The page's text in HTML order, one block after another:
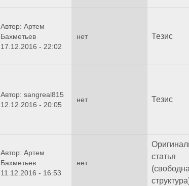
Автор: Артем
Бахметьев
17.12.2016 - 22:02
нет Тезис
Автор: sangreal815
12.12.2016 - 20:05
нет Тезис
Автор: Артем
Бахметьев
11.12.2016 - 16:53
нет
статья